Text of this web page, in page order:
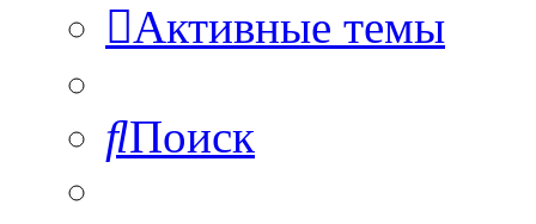
Активные темы
Поиск